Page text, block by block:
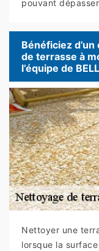
pouvant
Bénéficiez
de terrasse à
l’équipe de
Nettoyer une
lorsque la